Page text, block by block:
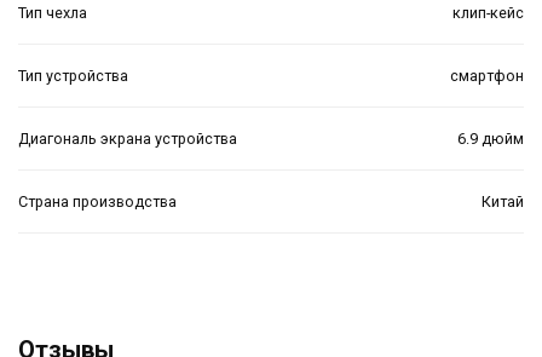
Тип чехла клип-кейс
Тип устройства смартфон
Диагональ экрана устройства 6.9 дюйм
Страна производства Китай
Отзывы